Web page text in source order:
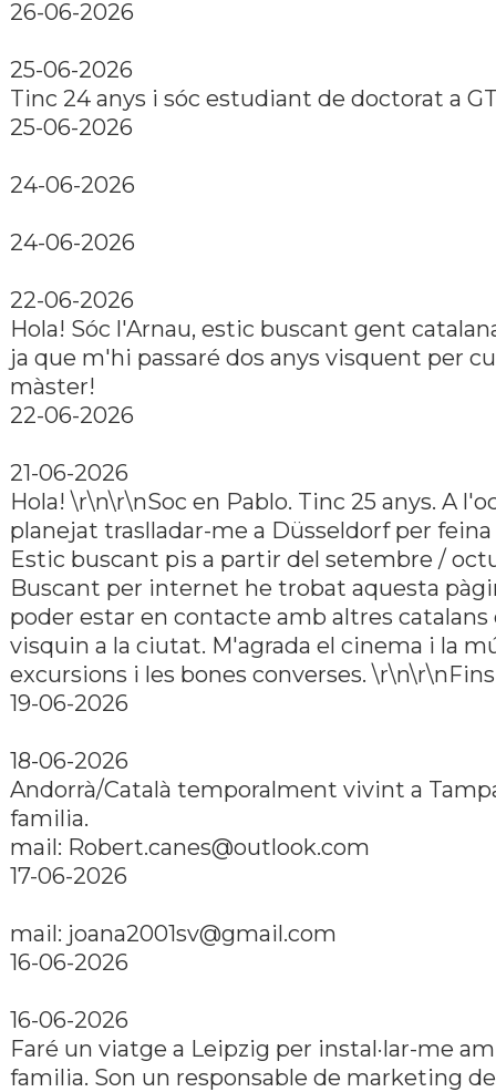
26-06-2026
25-06-2026
Tinc 24 anys i sóc estudiant de doctorat a
25-06-2026
24-06-2026
24-06-2026
22-06-2026
Hola! Sóc l'Arnau, estic buscant gent
ja que m'hi passaré dos anys visquent per
màster!
22-06-2026
21-06-2026
Hola! \r\n\r\nSoc en Pablo. Tinc 25 anys. A
planejat traslladar-me a Düsseldorf per
Estic buscant pis a partir del setembre /
Buscant per internet he trobat aquesta
poder estar en contacte amb altres catalans
visquin a la ciutat. M'agrada el cinema i la
excursions i les bones converses.
19-06-2026
18-06-2026
Andorrà/Català temporalment vivint a
familia.
mail: Robert.canes@outlook.com
17-06-2026
mail: joana2001sv@gmail.com
16-06-2026
16-06-2026
Faré un viatge a Leipzig per instal·lar-me
familia. Son un responsable de marketing